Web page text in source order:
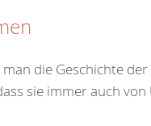
die Geschichte
sie immer auch